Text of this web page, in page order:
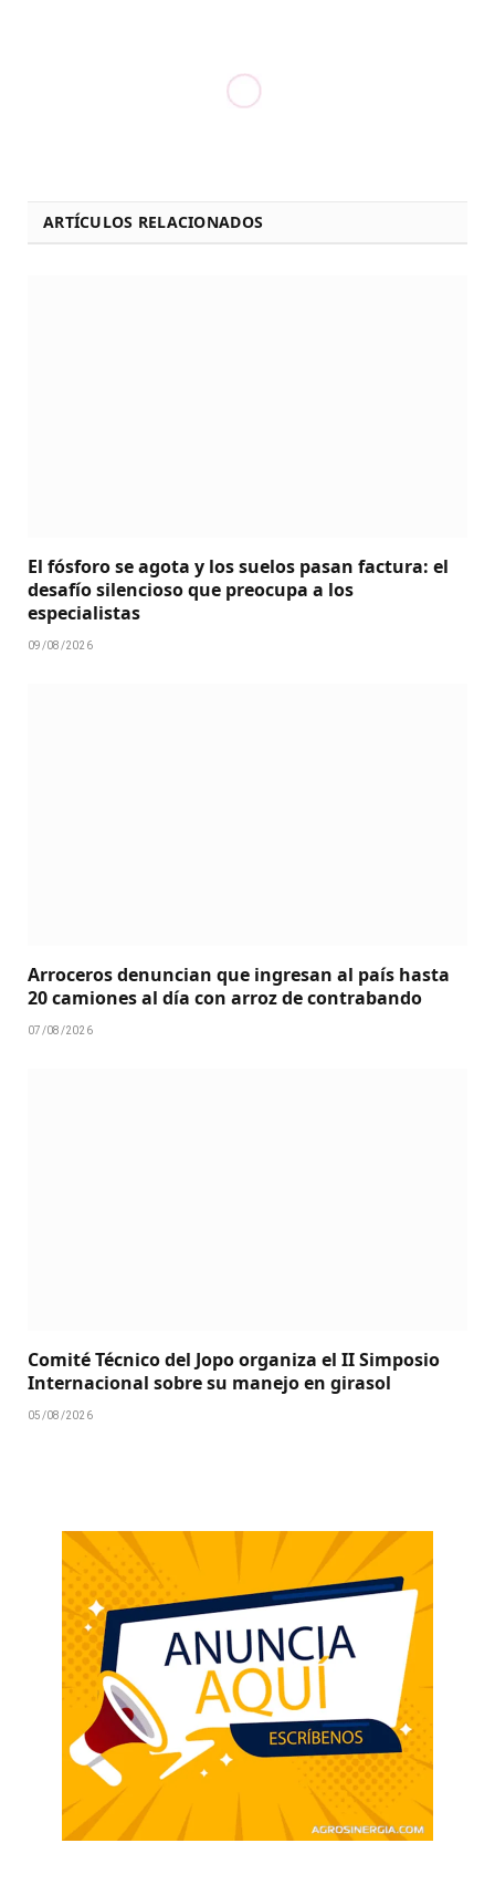
ARTÍCULOS RELACIONADOS
El fósforo se agota y los suelos pasan factura: el
desafío silencioso que preocupa a los
especialistas
09/08/2026
Arroceros denuncian que ingresan al país hasta
20 camiones al día con arroz de contrabando
07/08/2026
Comité Técnico del Jopo organiza el II Simposio
Internacional sobre su manejo en girasol
05/08/2026